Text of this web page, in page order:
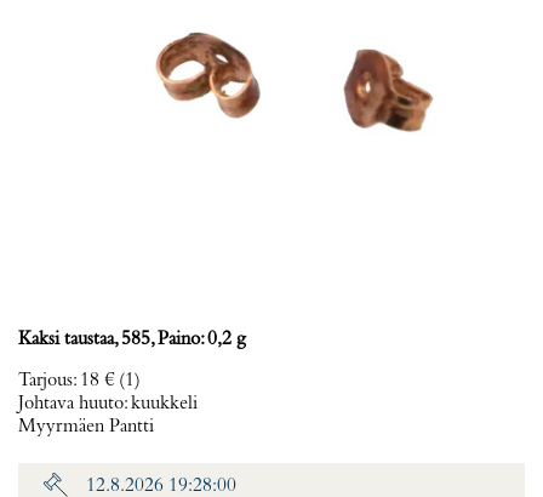
Kaksi taustaa, 585, Paino: 0,2 g
Tarjous: 18 € (1)
Johtava huuto:kuukkeli
Myyrmäen Pantti
12.8.2026 19:28:00